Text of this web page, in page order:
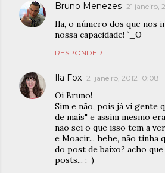
Bruno Menezes 21 janeiro,
Ila, o número dos que nos
nossa capacidade! `_O
RESPONDER
Ila Fox 21 janeiro, 2012 10:08
Oi Bruno!
Sim e não, pois já vi gente
de mais" e assim mesmo
não sei o que isso tem a
e Moacir... hehe, não tinha
do post de baixo? acho
posts... ;-)